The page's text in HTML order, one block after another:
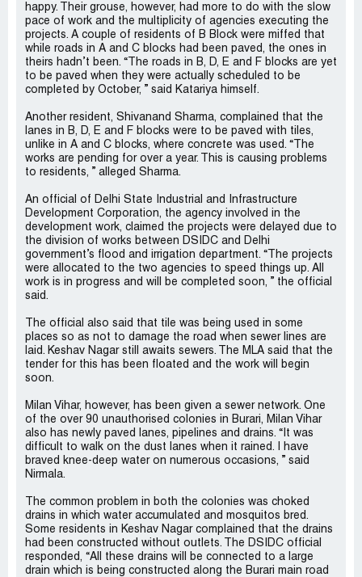
happy. Their grouse, however, had more to do with the slow
pace of work and the multiplicity of agencies executing the
projects. A couple of residents of B Block were miffed that
while roads in A and C blocks had been paved, the ones in
theirs hadn’t been. “The roads in B, D, E and F blocks are yet
to be paved when they were actually scheduled to be
completed by October, ” said Katariya himself.
Another resident, Shivanand Sharma, complained that the
lanes in B, D, E and F blocks were to be paved with tiles,
unlike in A and C blocks, where concrete was used. “The
works are pending for over a year. This is causing problems
to residents, ” alleged Sharma.
An official of Delhi State Industrial and Infrastructure
Development Corporation, the agency involved in the
development work, claimed the projects were delayed due to
the division of works between DSIDC and Delhi
government’s flood and irrigation department. “The projects
were allocated to the two agencies to speed things up. All
work is in progress and will be completed soon, ” the official
said.
The official also said that tile was being used in some
places so as not to damage the road when sewer lines are
laid. Keshav Nagar still awaits sewers. The MLA said that the
tender for this has been floated and the work will begin
soon.
Milan Vihar, however, has been given a sewer network. One
of the over 90 unauthorised colonies in Burari, Milan Vihar
also has newly paved lanes, pipelines and drains. “It was
difficult to walk on the dust lanes when it rained. I have
braved knee-deep water on numerous occasions, ” said
Nirmala.
The common problem in both the colonies was choked
drains in which water accumulated and mosquitos bred.
Some residents in Keshav Nagar complained that the drains
had been constructed without outlets. The DSIDC official
responded, “All these drains will be connected to a large
drain which is being constructed along the Burari main road